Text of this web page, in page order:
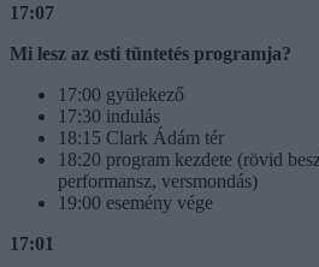
17:07
Mi lesz az esti tüntetés programja?
17:00 gyülekező
17:30 indulás
18:15 Clark Ádám tér
18:20 program kezdete (rövid
performansz, versmondás)
19:00 esemény vége
17:01